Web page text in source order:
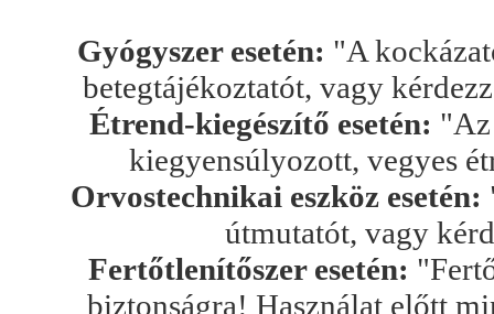
Gyógyszer esetén: "A
betegtájékoztatót, vagy
Étrend-kiegészítő esetén: "Az
kiegyensúlyozott, vegyes
Orvostechnikai eszköz esetén:
útmutatót, vagy
Fertőtlenítőszer esetén:
biztonságra! Használat előtt